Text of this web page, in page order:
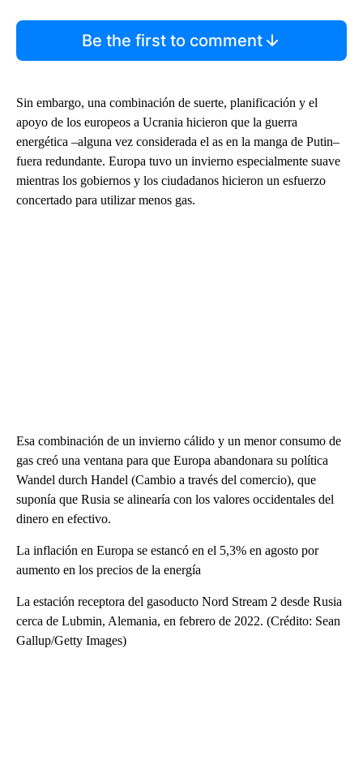
Be the first to comment
Sin embargo, una combinación de suerte, planificación y el
apoyo de los europeos a Ucrania hicieron que la guerra
energética –alguna vez considerada el as en la manga de Putin–
fuera redundante. Europa tuvo un invierno especialmente suave
mientras los gobiernos y los ciudadanos hicieron un esfuerzo
concertado para utilizar menos gas.
Esa combinación de un invierno cálido y un menor consumo de
gas creó una ventana para que Europa abandonara su política
Wandel durch Handel (Cambio a través del comercio), que
suponía que Rusia se alinearía con los valores occidentales del
dinero en efectivo.
La inflación en Europa se estancó en el 5,3% en agosto por
aumento en los precios de la energía
La estación receptora del gasoducto Nord Stream 2 desde Rusia
cerca de Lubmin, Alemania, en febrero de 2022. (Crédito: Sean
Gallup/Getty Images)